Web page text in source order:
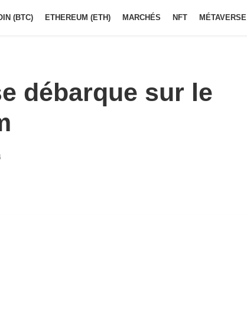
(BTC) ETHEREUM (ETH) MARCHÉS NFT MÉTAVERSE
débarque sur le